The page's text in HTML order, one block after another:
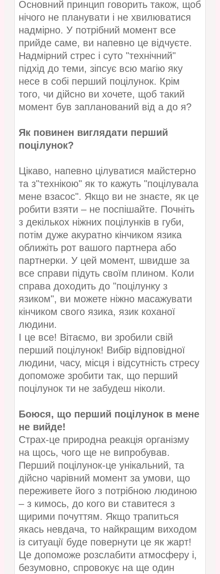
Основний принцип говорить також, щоб
нічого не планувати і не хвилюватися
надмірно. У потрібний момент все
прийде саме, ви напевно це відчуєте.
Надмірний стрес і суто "технічний"
підхід до теми, зіпсує всю магію яку
несе в собі перший поцілунок. Крім
того, чи дійсно ви хочете, щоб такий
момент був запланований від а до я?
Як повинен виглядати перший
поцілунок?
Цікаво, напевно цілуватися майстерно
та з"технікою" як то кажуть "поцілувала
мене взасос". Якщо ви не знаєте, як це
робити взяти – не поспішайте. Почніть
з декількох ніжних поцілунків в губи,
потім дуже акуратно кінчиком язика
оближіть рот вашого партнера або
партнерки. У цей момент, швидше за
все справи підуть своїм плином. Коли
справа доходить до "поцілунку з
язиком", ви можете ніжно масажувати
кінчиком свого язика, язик коханої
людини.
І це все! Вітаємо, ви зробили свій
перший поцілунок! Вибір відповідної
людини, часу, місця і відсутність стресу
допоможе зробити так, що перший
поцілунок ти не забудеш ніколи.
Боюся, що перший поцілунок в мене
не вийде!
Страх-це природна реакція організму
на щось, чого ще не випробував.
Перший поцілунок-це унікальний, та
дійсно чарівний момент за умови, що
переживете його з потрібною людиною
– з кимось, до кого ви ставитеся з
щирими почуттям. Якщо трапиться
якась невдача, то найкращим виходом
із ситуації буде повернути це як жарт!
Це допоможе розслабити атмосферу і,
безумовно, спровокує на ще один